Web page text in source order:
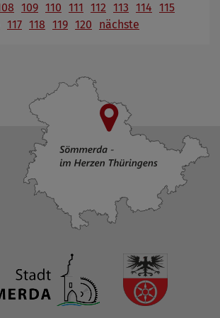
109 110 111 112 113 114 115
117 118 119 120 nächste